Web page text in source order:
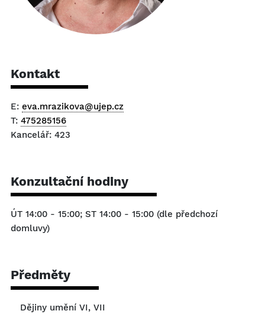
Kontakt
E: eva.mrazikova@ujep.cz
T: 475285156
Kancelář: 423
Konzultační hodiny
ÚT 14:00 - 15:00; ST 14:00 - 15:00 (dle předchozí
domluvy)
Předměty
Dějiny umění VI, VII